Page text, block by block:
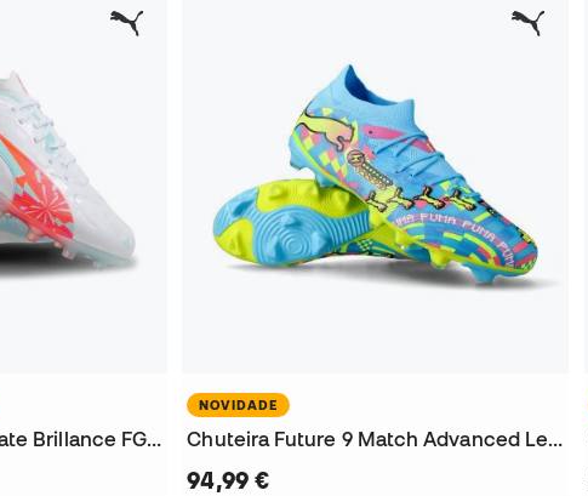
Chuteira King 20 Ultimate Brillance FG/AG Mulher
NOVIDADE
Chuteira Future 9 Match Advanced Level FG/AG
94,99 €